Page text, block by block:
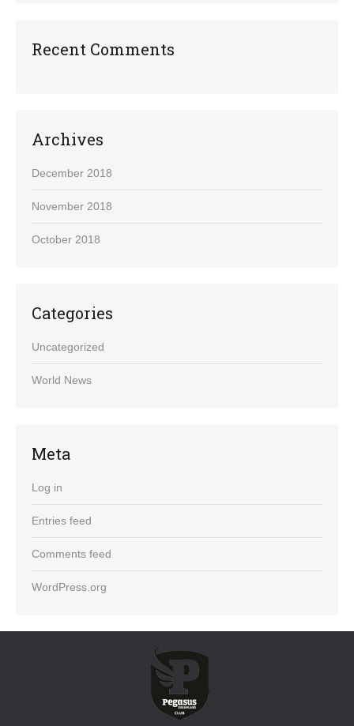
Recent Comments
Archives
December 2018
November 2018
October 2018
Categories
Uncategorized
World News
Meta
Log in
Entries feed
Comments feed
WordPress.org